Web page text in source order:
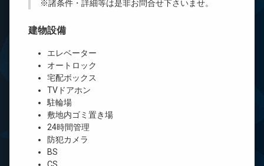
※諸条件・詳細等は是非お問合せ下さいませ。
建物設備
エレベーター
オートロック
宅配ボックス
TVドアホン
駐輪場
敷地内ゴミ置き場
24時間管理
防犯カメラ
BS